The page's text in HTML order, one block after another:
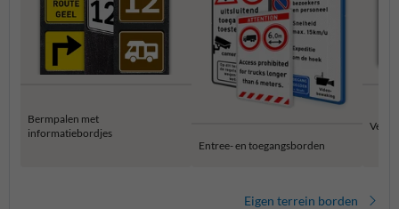
Bermpalen met
informatiebordjes
Entree- en toegangsborden
Eigen terrein borden